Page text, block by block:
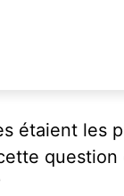
étaient les